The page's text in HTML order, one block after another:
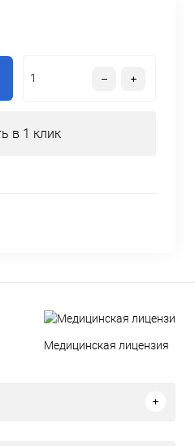
в 1 клик
Медицинская лицензия